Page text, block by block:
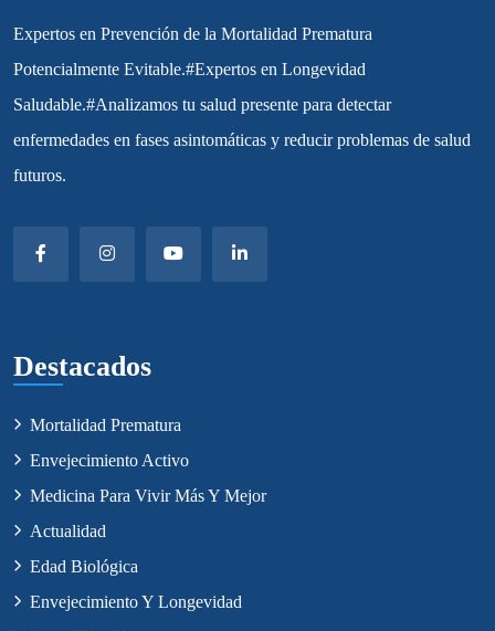
Expertos en Prevención de la Mortalidad Prematura
Potencialmente Evitable.#Expertos en Longevidad
Saludable.#Analizamos tu salud presente para detectar
enfermedades en fases asintomáticas y reducir problemas de salud
futuros.
Destacados
Mortalidad Prematura
Envejecimiento Activo
Medicina Para Vivir Más Y Mejor
Actualidad
Edad Biológica
Envejecimiento Y Longevidad